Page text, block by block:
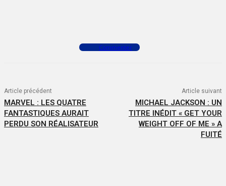
Commenter
Article précédent
MARVEL : LES QUATRE
FANTASTIQUES AURAIT
PERDU SON RÉALISATEUR
Article suivant
MICHAEL JACKSON : UN
TITRE INÉDIT « GET YOUR
WEIGHT OFF OF ME » A
FUITÉ